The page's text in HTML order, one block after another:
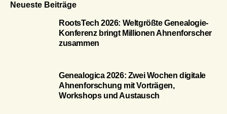
Neueste Beiträge
RootsTech 2026: Weltgrößte Genealogie-
Konferenz bringt Millionen Ahnenforscher
zusammen
Genealogica 2026: Zwei Wochen digitale
Ahnenforschung mit Vorträgen,
Workshops und Austausch